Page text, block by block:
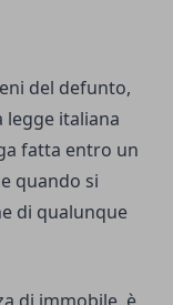
del defunto,
legge italiana
fatta entro un
quando si
di qualunque